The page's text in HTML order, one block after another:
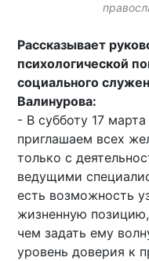
Рассказывает
психологической
социального
Валинурова:
- В субботу 17
приглашаем всех
только с
ведущими
есть возможность
жизненную
чем задать ему
уровень доверия к